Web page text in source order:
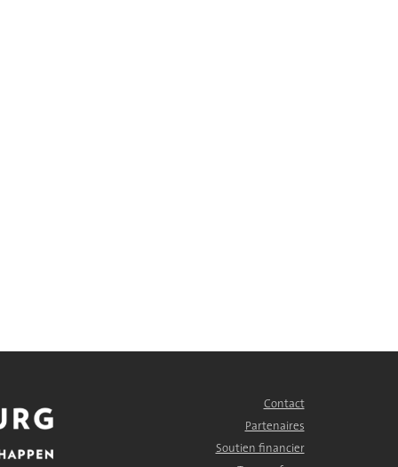
Contact
Partenaires
Soutien financier